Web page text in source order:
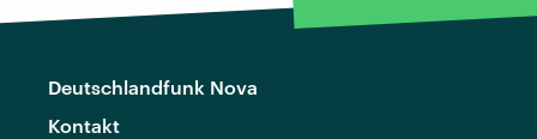
Deutschlandfunk Nova
Kontakt